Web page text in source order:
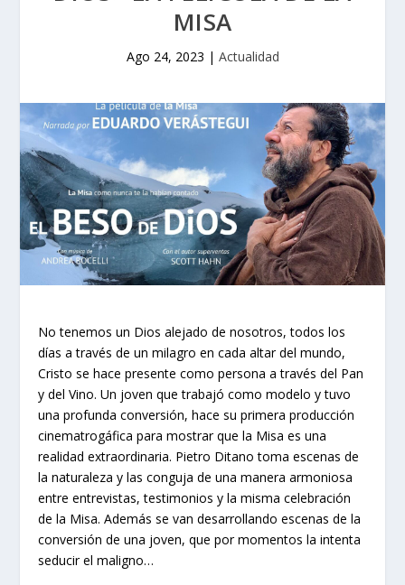
MISA
Ago 24, 2023 | Actualidad
No tenemos un Dios alejado de nosotros, todos los
días a través de un milagro en cada altar del mundo,
Cristo se hace presente como persona a través del Pan
y del Vino. Un joven que trabajó como modelo y tuvo
una profunda conversión, hace su primera producción
cinematrogáfica para mostrar que la Misa es una
realidad extraordinaria. Pietro Ditano toma escenas de
la naturaleza y las conguja de una manera armoniosa
entre entrevistas, testimonios y la misma celebración
de la Misa. Además se van desarrollando escenas de la
conversión de una joven, que por momentos la intenta
seducir el maligno…